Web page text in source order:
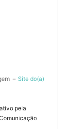
– Site do(a)
pela